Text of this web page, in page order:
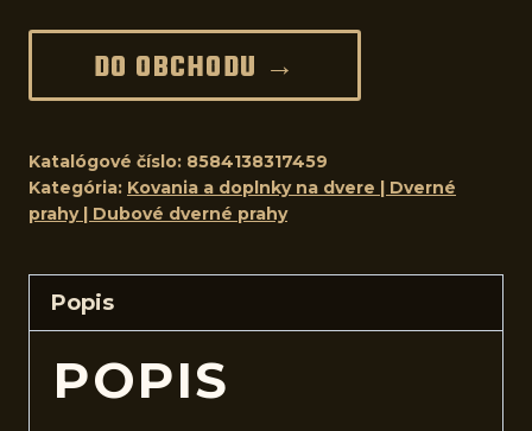
DO OBCHODU →
Katalógové číslo: 8584138317459
Kategória: Kovania a doplnky na dvere | Dverné
prahy | Dubové dverné prahy
Popis
POPIS